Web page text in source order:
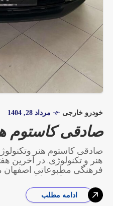
خودرو خارجی مرداد 28, 1404
صادقی کاستوم
صادقی کاستوم هنر
فرهنگی مطبوعاتی
ادامه مطلب